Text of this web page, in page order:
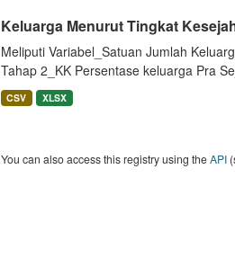
Keluarga Menurut Tingkat
Meliputi Variabel_Satuan Jumlah
Tahap 2_KK Persentase keluarga Pra
CSV XLSX
You can also access this registry using theAPI